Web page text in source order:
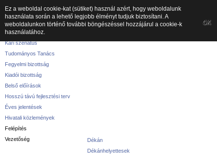
A kar
A karról
Kari szenátus
Tudományos Tanács
Fegyelmi bizottság
Kiadói bizottság
Belső előírások
Hosszú távú fejlesztési terv
Éves jelentések
Hivatali közlemények
Felépítés
Vezetőség
Dékán
Dékánhelyettesek
Ez a weboldal cookie-kat (sütiket) használ azért, hogy weboldalunk
használata során a lehető legjobb élményt tudjuk biztosítani. A
weboldalunkon történő további böngészéssel hozzájárul a cookie-k
használatához.
OK